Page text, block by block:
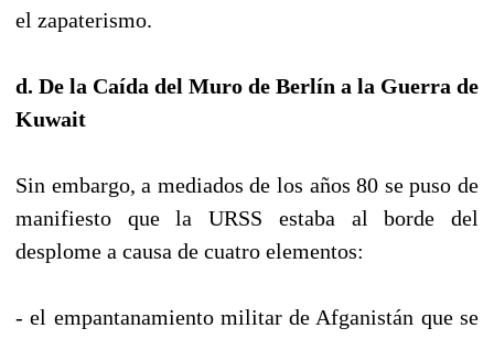
el zapaterismo.
d. De la Caída del Muro de Berlín a la Guerra de
Kuwait
Sin embargo, a mediados de los años 80 se puso de
manifiesto que la URSS estaba al borde del
desplome a causa de cuatro elementos:
- el empantanamiento militar de Afganistán que se